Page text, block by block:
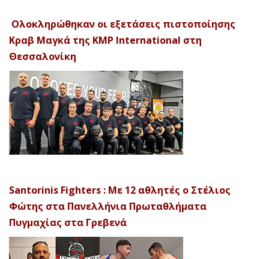
Ολοκληρώθηκαν οι εξετάσεις πιστοποίησης
Κραβ Μαγκά της KMP International στη
Θεσσαλονίκη
Santorinis Fighters : Με 12 αθλητές ο Στέλιος
Φώτης στα Πανελλήνια Πρωταθλήματα
Πυγμαχίας στα Γρεβενά